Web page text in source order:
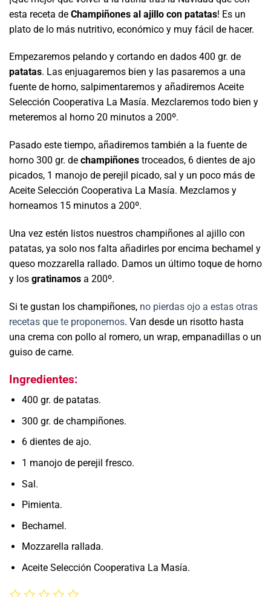
esta receta de Champiñones al ajillo con patatas! Es un
plato de lo más nutritivo, económico y muy fácil de hacer.
Empezaremos pelando y cortando en dados 400 gr. de
patatas. Las enjuagaremos bien y las pasaremos a una
fuente de horno, salpimentaremos y añadiremos Aceite
Selección Cooperativa La Masía. Mezclaremos todo bien y
meteremos al horno 20 minutos a 200º.
Pasado este tiempo, añadiremos también a la fuente de
horno 300 gr. de champiñones troceados, 6 dientes de ajo
picados, 1 manojo de perejil picado, sal y un poco más de
Aceite Selección Cooperativa La Masía. Mezclamos y
horneamos 15 minutos a 200º.
Una vez estén listos nuestros champiñones al ajillo con
patatas, ya solo nos falta añadirles por encima bechamel y
queso mozzarella rallado. Damos un último toque de horno
y los gratinamos a 200º.
Si te gustan los champiñones, no pierdas ojo a estas otras
recetas que te proponemos. Van desde un risotto hasta
una crema con pollo al romero, un wrap, empanadillas o un
guiso de carne.
Ingredientes:
400 gr. de patatas.
300 gr. de champiñones.
6 dientes de ajo.
1 manojo de perejil fresco.
Sal.
Pimienta.
Bechamel.
Mozzarella rallada.
Aceite Selección Cooperativa La Masía.